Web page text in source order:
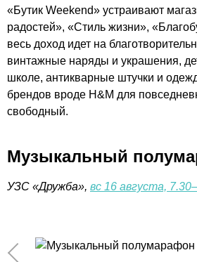
«Бутик Weekend» устраивают
радостей», «Стиль жизни»,
весь доход идет на
винтажные наряды и украшения,
школе, антикварные штучки и
брендов вроде H&M для
свободный.
Музыкальный
УЗС «Дружба», вс 16 августа,